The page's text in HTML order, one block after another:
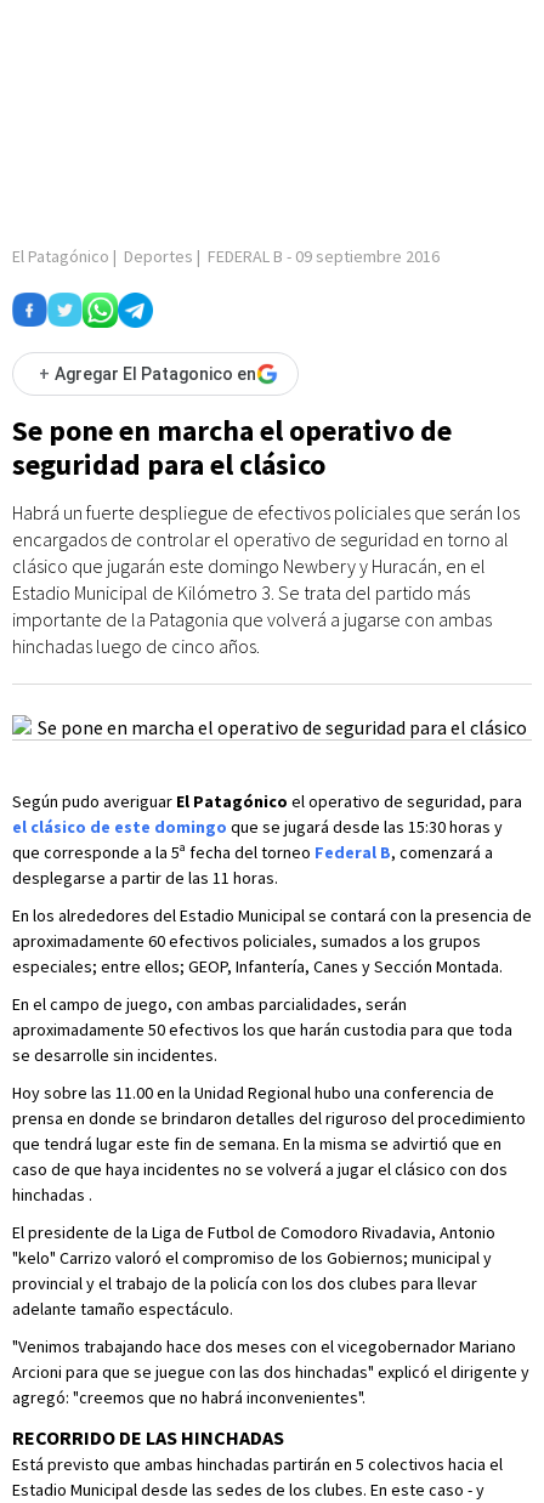
El Patagónico | Deportes | FEDERAL B - 09 septiembre 2016
+ Agregar El Patagonico en
Se pone en marcha el operativo de
seguridad para el clásico
Habrá un fuerte despliegue de efectivos policiales que serán los
encargados de controlar el operativo de seguridad en torno al
clásico que jugarán este domingo Newbery y Huracán, en el
Estadio Municipal de Kilómetro 3. Se trata del partido más
importante de la Patagonia que volverá a jugarse con ambas
hinchadas luego de cinco años.
Según pudo averiguar El Patagónico el operativo de seguridad, para
el clásico de este domingo que se jugará desde las 15:30 horas y
que corresponde a la 5ª fecha del torneo Federal B, comenzará a
desplegarse a partir de las 11 horas.
En los alrededores del Estadio Municipal se contará con la presencia de
aproximadamente 60 efectivos policiales, sumados a los grupos
especiales; entre ellos; GEOP, Infantería, Canes y Sección Montada.
En el campo de juego, con ambas parcialidades, serán
aproximadamente 50 efectivos los que harán custodia para que toda
se desarrolle sin incidentes.
Hoy sobre las 11.00 en la Unidad Regional hubo una conferencia de
prensa en donde se brindaron detalles del riguroso del procedimiento
que tendrá lugar este fin de semana. En la misma se advirtió que en
caso de que haya incidentes no se volverá a jugar el clásico con dos
hinchadas .
El presidente de la Liga de Futbol de Comodoro Rivadavia, Antonio
"kelo" Carrizo valoró el compromiso de los Gobiernos; municipal y
provincial y el trabajo de la policía con los dos clubes para llevar
adelante tamaño espectáculo.
"Venimos trabajando hace dos meses con el vicegobernador Mariano
Arcioni para que se juegue con las dos hinchadas" explicó el dirigente y
agregó: "creemos que no habrá inconvenientes".
RECORRIDO DE LAS HINCHADAS
Está previsto que ambas hinchadas partirán en 5 colectivos hacia el
Estadio Municipal desde las sedes de los clubes. En este caso - y